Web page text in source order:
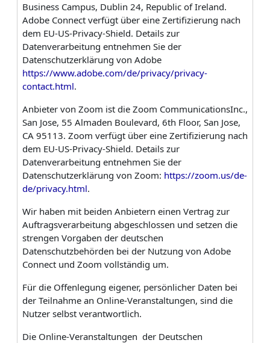
Business Campus, Dublin 24, Republic of Ireland.
Adobe Connect verfügt über eine Zertifizierung nach
dem EU-US-Privacy-Shield. Details zur
Datenverarbeitung entnehmen Sie der
Datenschutzerklärung von Adobe
https://www.adobe.com/de/privacy/privacy-
contact.html.
Anbieter von Zoom ist die Zoom CommunicationsInc.,
San Jose, 55 Almaden Boulevard, 6th Floor, San Jose,
CA 95113. Zoom verfügt über eine Zertifizierung nach
dem EU-US-Privacy-Shield. Details zur
Datenverarbeitung entnehmen Sie der
Datenschutzerklärung von Zoom: https://zoom.us/de-
de/privacy.html.
Wir haben mit beiden Anbietern einen Vertrag zur
Auftragsverarbeitung abgeschlossen und setzen die
strengen Vorgaben der deutschen
Datenschutzbehörden bei der Nutzung von Adobe
Connect und Zoom vollständig um.
Für die Offenlegung eigener, persönlicher Daten bei
der Teilnahme an Online-Veranstaltungen, sind die
Nutzer selbst verantwortlich.
Die Online-Veranstaltungen der Deutschen